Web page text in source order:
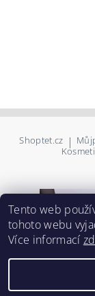
Shoptet.cz |
2026 ©NIVz
Tento web
tohoto webu
Více informací